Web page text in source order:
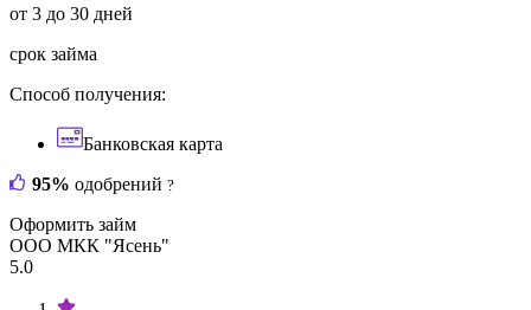
от 3 до 30 дней
срок займа
Способ получения:
Банковская карта
95% одобрений ?
Оформить займ
ООО МКК "Ясень"
5.0